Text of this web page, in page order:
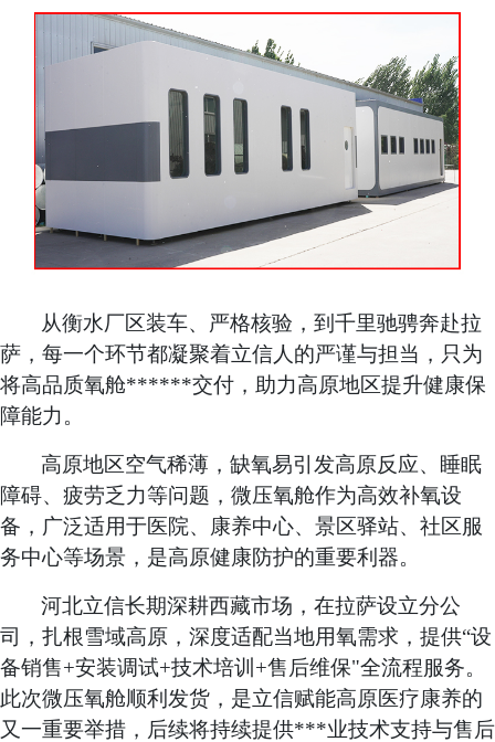
从衡水厂区装车、严格核验，到千里驰骋奔赴拉
萨，每一个环节都凝聚着立信人的严谨与担当，只为
将高品质氧舱******交付，助力高原地区提升健康保
障能力。
高原地区空气稀薄，缺氧易引发高原反应、睡眠
障碍、疲劳乏力等问题，微压氧舱作为高效补氧设
备，广泛适用于医院、康养中心、景区驿站、社区服
务中心等场景，是高原健康防护的重要利器。
河北立信长期深耕西藏市场，在拉萨设立分公
司，扎根雪域高原，深度适配当地用氧需求，提供“设
备销售+安装调试+技术培训+售后维保"全流程服务。
此次微压氧舱顺利发货，是立信赋能高原医疗康养的
又一重要举措，后续将持续提供***业技术支持与售后